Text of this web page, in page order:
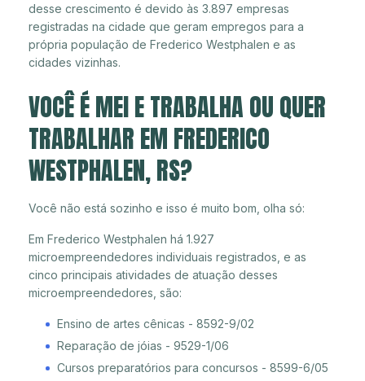
desse crescimento é devido às 3.897 empresas
registradas na cidade que geram empregos para a
própria população de Frederico Westphalen e as
cidades vizinhas.
VOCÊ É MEI E TRABALHA OU QUER
TRABALHAR EM FREDERICO
WESTPHALEN, RS?
Você não está sozinho e isso é muito bom, olha só:
Em Frederico Westphalen há 1.927
microempreendedores individuais registrados, e as
cinco principais atividades de atuação desses
microempreendedores, são:
Ensino de artes cênicas - 8592-9/02
Reparação de jóias - 9529-1/06
Cursos preparatórios para concursos - 8599-6/05